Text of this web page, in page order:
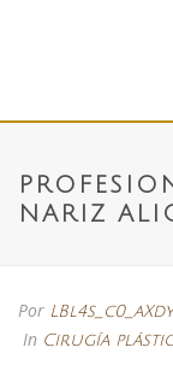
NARIZ
Por
In Cirugía